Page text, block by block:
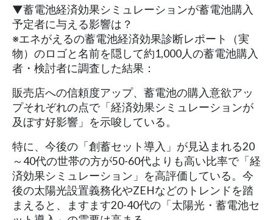
▼蓄電池経済効果シミュレーションが蓄電池購入
予定者に与える影響は？
※エネがえるの蓄電池経済効果診断レポート（実
物）のロゴと名前を隠して約1,000人の蓄電池購入
者・検討者に調査した結果：
販売店への信頼度アップ、蓄電池の購入意欲アッ
プそれぞれの点で「経済効果シミュレーションが
及ぼす好影響」を示唆している。
特に、今後の「創蓄セット導入」が見込まれる20
～40代の世帯の方が50-60代よりも高い比率で「経
済効果シミュレーション」を高評価している。今
後の太陽光設置義務化やZEHなどのトレンドを踏
まえると、ますます20-40代の「太陽光・蓄電池セ